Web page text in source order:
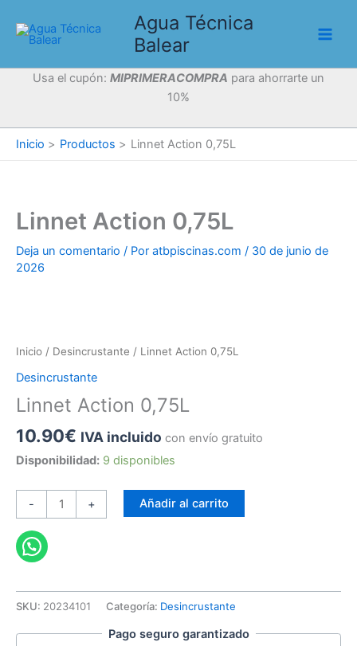
contenido
Agua Técnica
Balear
Usa el cupón: MIPRIMERACOMPRA para ahorrarte un
10%
Inicio Productos Linnet Action 0,75L
Linnet Action 0,75L
Deja un comentario / Por atbpiscinas.com / 30 de junio de
2026
Inicio / Desincrustante / Linnet Action 0,75L
Desincrustante
Linnet Action 0,75L
10.90€ IVA incluido con envío gratuito
Disponibilidad: 9 disponibles
-
Action
0,75L
cantidad
+ Añadir al carrito
SKU: 20234101 Categoría: Desincrustante
Pago seguro garantizado